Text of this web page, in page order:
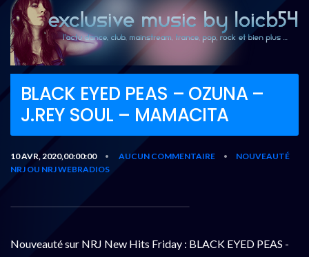
BLACK EYED PEAS – OZUNA –
J.REY SOUL – MAMACITA
10 AVR, 2020,00:00:00 • AUCUN COMMENTAIRE •
NOUVEAUTÉ
NRJ OU NRJ WEBRADIOS
Nouveauté sur NRJ New Hits Friday : BLACK EYED PEAS -